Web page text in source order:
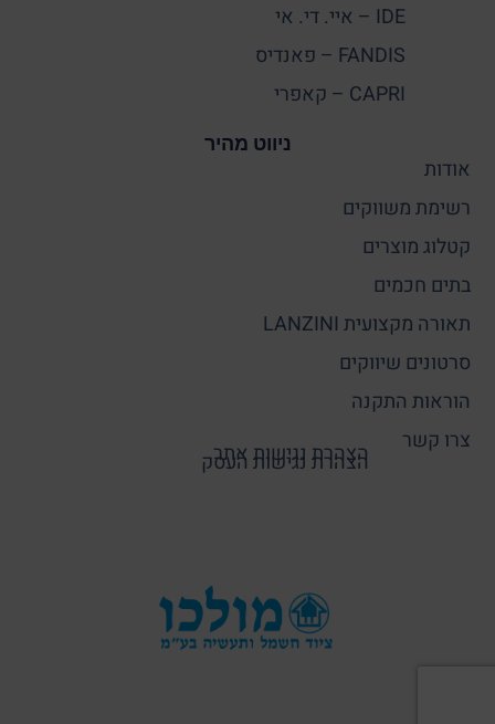
IDE – איי. די. אי
FANDIS – פאנדיס
CAPRI – קאפרי
ניווט מהיר
אודות
רשימת משווקים
קטלוג מוצרים
בתים חכמים
תאורה מקצועית LANZINI
סרטונים שיווקים
הוראות התקנה
צרו קשר
הצהרת נגישות אתר
הצהרת נגישות העסק